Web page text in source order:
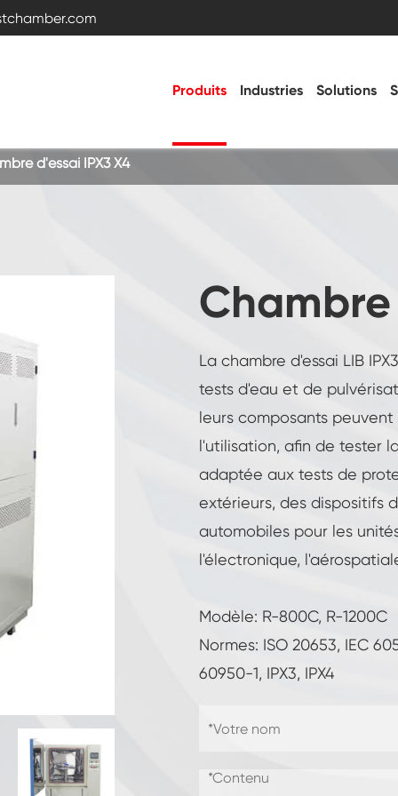
Produits
Chambre froide chaude
Chambre d'essai haute basse température
Température constante Humidité Chambre
Chambre d'essai de batteries
Chambre contrôlée environnement
Machine d'essai de stabilité thermique
Chambre de chauffage humide pour
modules PV
Chambre d'essai de climat et de
température
Industries Solutions
d'essai IPX3 X4
Chambre
La chambre d'essai LIB
tests d'eau et de
leurs composants
l'utilisation, afin de tester
adaptée aux tests de
extérieurs, des dispositifs
automobiles pour les
l'électronique,
Modèle: R-800C, R-1200C
Normes: ISO 20653, IEC
60950-1, IPX3, IPX4